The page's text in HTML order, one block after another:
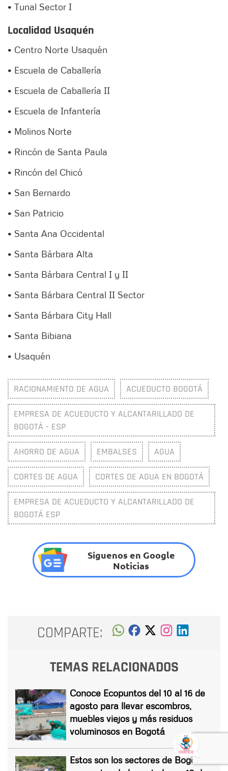
• Tunal Sector I
Localidad Usaquén
• Centro Norte Usaquén
• Escuela de Caballería
• Escuela de Caballería II
• Escuela de Infantería
• Molinos Norte
• Rincón de Santa Paula
• Rincón del Chicó
• San Bernardo
• San Patricio
• Santa Ana Occidental
• Santa Bárbara Alta
• Santa Bárbara Central I y II
• Santa Bárbara Central II Sector
• Santa Bárbara City Hall
• Santa Bibiana
• Usaquén
RACIONAMIENTO DE AGUA ACUEDUCTO BOGOTÁ
EMPRESA DE ACUEDUCTO Y ALCANTARILLADO DE
BOGOTÁ - ESP
AHORRO DE AGUA EMBALSES AGUA
CORTES DE AGUA CORTES DE AGUA EN BOGOTÁ
EMPRESA DE ACUEDUCTO Y ALCANTARILLADO DE
BOGOTÁ ESP
Síguenos en Google
Noticias
COMPARTE:
TEMAS RELACIONADOS
Conoce Ecopuntos del 10 al 16 de
agosto para llevar escombros,
muebles viejos y más residuos
voluminosos en Bogotá
Estos son los sectores de Bogotá